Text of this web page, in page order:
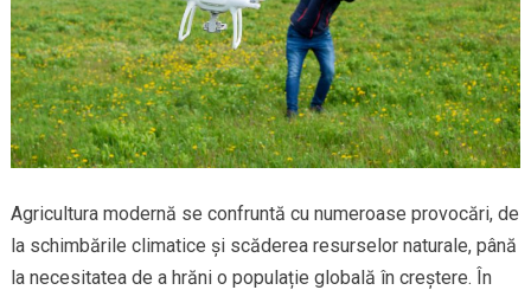
Agricultura modernă se confruntă cu numeroase provocări, de
la schimbările climatice și scăderea resurselor naturale, până
la necesitatea de a hrăni o populație globală în creștere. În